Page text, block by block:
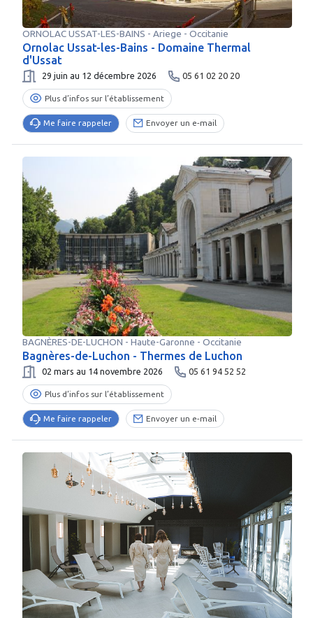
ORNOLAC USSAT-LES-BAINS - Ariege - Occitanie
Ornolac Ussat-les-Bains - Domaine Thermal
d'Ussat
29 juin au 12 décembre 2026 05 61 02 20 20
Plus d’infos sur l’établissement
Me faire rappeler Envoyer un e-mail
BAGNÈRES-DE-LUCHON - Haute-Garonne - Occitanie
Bagnères-de-Luchon - Thermes de Luchon
02 mars au 14 novembre 2026 05 61 94 52 52
Plus d’infos sur l’établissement
Me faire rappeler Envoyer un e-mail